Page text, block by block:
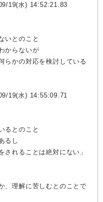
19(水) 14:52:21.83
いとのこと
からないが
らかの対応を検討している
19(水) 14:55:09.71
るとのこと
るし
されることは絶対にない」
、理解に苦しむとのことで